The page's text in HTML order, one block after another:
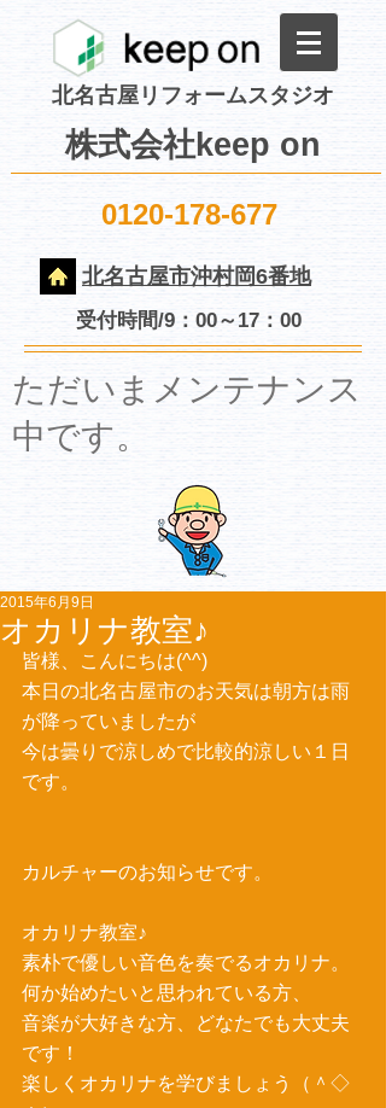
北名古屋リフォームスタジオ
株式会社keep on
0120-178-677
北名古屋市沖村岡6番地
受付時間/9：00～17：00
​ただいまメンテナンス
中です。
オカリナ教室♪
2015年6月9日
皆様、こんにちは(^^)
本日の北名古屋市のお天気は朝方は雨
が降っていましたが
今は曇りで涼しめで比較的涼しい１日
です。
カルチャーのお知らせです。
オカリナ教室♪
素朴で優しい音色を奏でるオカリナ。
何か始めたいと思われている方、
音楽が大好きな方、どなたでも大丈夫
です！
楽しくオカリナを学びましょう（＾◇